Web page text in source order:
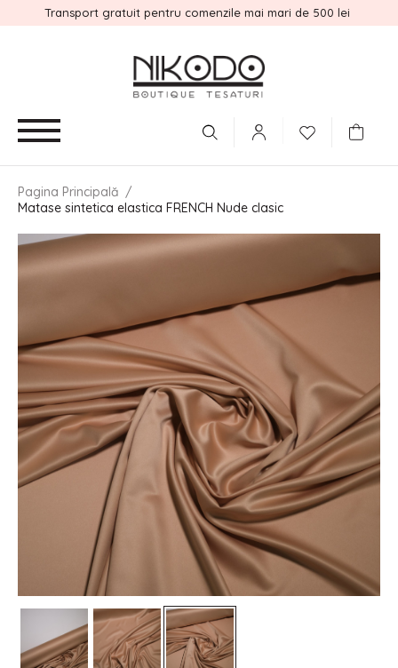
Transport gratuit pentru comenzile mai mari de 500 lei
Pagina Principală /
Matase sintetica elastica FRENCH Nude clasic